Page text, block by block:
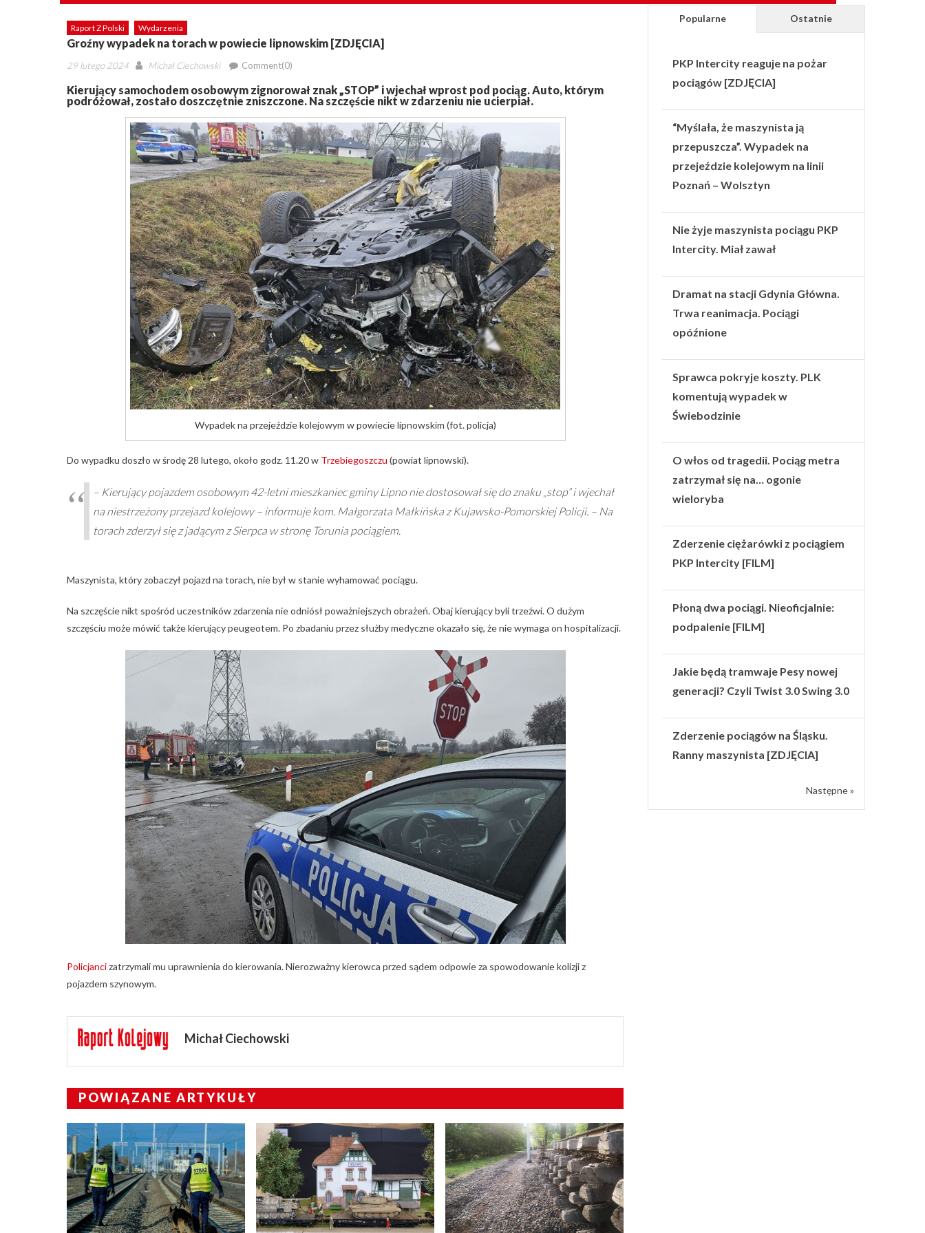
Raport Z Polski Wydarzenia
Groźny wypadek na torach w powiecie lipnowskim [ZDJĘCIA]
Posted
29 lutego 2024 Author
Michał Ciechowski Comment(0)
Kierujący samochodem osobowym zignorował znak „STOP” i wjechał wprost pod pociąg. Auto, którym
podróżował, zostało doszczętnie zniszczone. Na szczęście nikt w zdarzeniu nie ucierpiał.
Wypadek na przejeździe kolejowym w powiecie lipnowskim (fot. policja)
Do wypadku doszło w środę 28 lutego, około godz. 11.20 w Trzebiegoszczu (powiat lipnowski).
– Kierujący pojazdem osobowym 42-letni mieszkaniec gminy Lipno nie dostosował się do znaku „stop” i wjechał
na niestrzeżony przejazd kolejowy – informuje kom. Małgorzata Małkińska z Kujawsko-Pomorskiej Policji. – Na
torach zderzył się z jadącym z Sierpca w stronę Torunia pociągiem.
Maszynista, który zobaczył pojazd na torach, nie był w stanie wyhamować pociągu.
Na szczęście nikt spośród uczestników zdarzenia nie odniósł poważniejszych obrażeń. Obaj kierujący byli trzeźwi. O dużym
szczęściu może mówić także kierujący peugeotem. Po zbadaniu przez służby medyczne okazało się, że nie wymaga on hospitalizacji.
Policjancizatrzymali mu uprawnienia do kierowania. Nierozważny kierowca przed sądem odpowie za spowodowanie kolizji z
pojazdem szynowym.
Michał Ciechowski
POWIĄZANE ARTYKUŁY
Popularne Ostatnie
PKP Intercity reaguje na pożar
pociągów [ZDJĘCIA]
“Myślała, że maszynista ją
przepuszcza”. Wypadek na
przejeździe kolejowym na linii
Poznań – Wolsztyn
Nie żyje maszynista pociągu PKP
Intercity. Miał zawał
Dramat na stacji Gdynia Główna.
Trwa reanimacja. Pociągi
opóźnione
Sprawca pokryje koszty. PLK
komentują wypadek w
Świebodzinie
O włos od tragedii. Pociąg metra
zatrzymał się na… ogonie
wieloryba
Zderzenie ciężarówki z pociągiem
PKP Intercity [FILM]
Płoną dwa pociągi. Nieoficjalnie:
podpalenie [FILM]
Jakie będą tramwaje Pesy nowej
generacji? Czyli Twist 3.0 Swing 3.0
Zderzenie pociągów na Śląsku.
Ranny maszynista [ZDJĘCIA]
Następne »